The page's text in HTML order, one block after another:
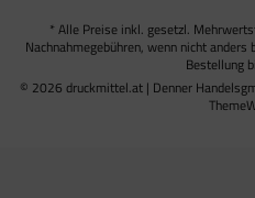
* Alle Preise inkl. gesetzl.
Nachnahmegebühren, wenn nicht
Bestellung
© 2026 druckmittel.at | Denner